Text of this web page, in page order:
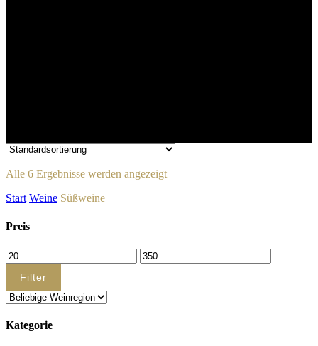
Alle 6 Ergebnisse werden angezeigt
Start Weine Süßweine
Preis
Min.
Preis
Max.
Preis
Filter
Kategorie